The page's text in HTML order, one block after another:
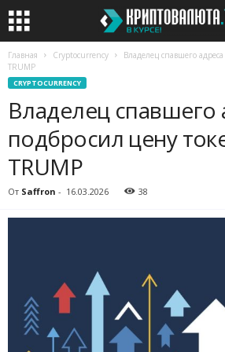
Главная Cryptocurrency
Владелец спавшего
TRUMP
CRYPTOCURRENCY
Владелец спавшего
подбросил цену
TRUMP
От Saffron - 16.03.2026 38